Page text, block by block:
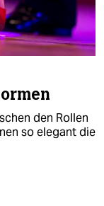
den Rollen
so elegant die